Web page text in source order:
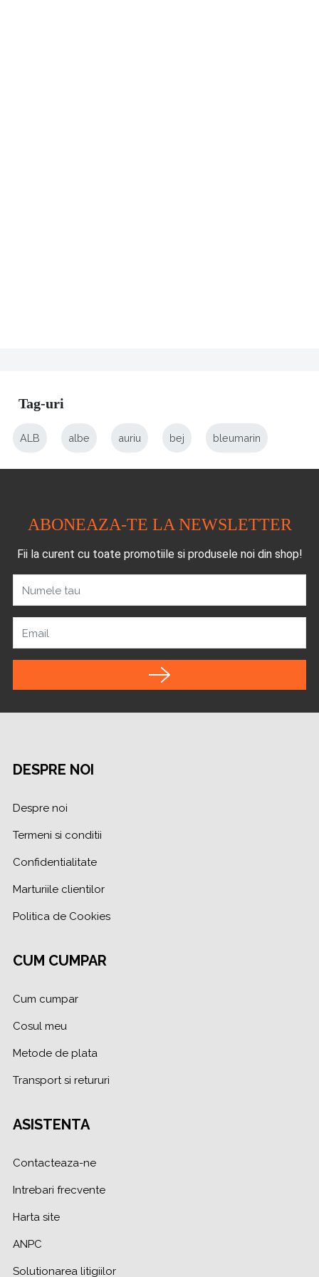
Tag-uri
ALB albe auriu bej bleumarin
ABONEAZA-TE LA NEWSLETTER
Fii la curent cu toate promotiile si produsele noi din shop!
Numele tau
Email
DESPRE NOI
Despre noi
Termeni si conditii
Confidentialitate
Marturiile clientilor
Politica de Cookies
CUM CUMPAR
Cum cumpar
Cosul meu
Metode de plata
Transport si retururi
ASISTENTA
Contacteaza-ne
Intrebari frecvente
Harta site
ANPC
Solutionarea litigiilor